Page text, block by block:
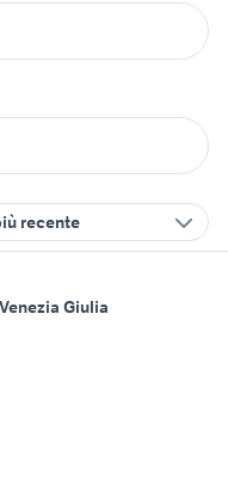
recente
Giulia